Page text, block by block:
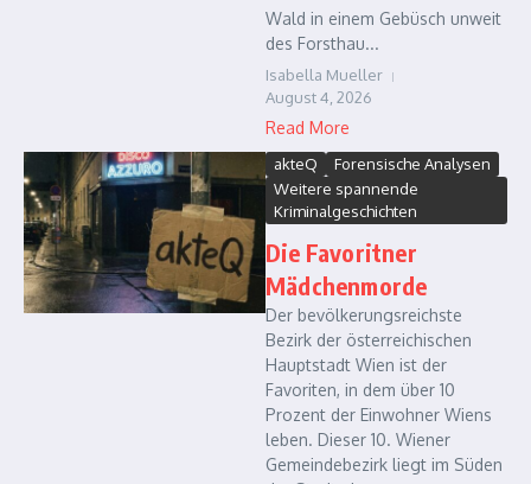
Wald in einem Gebüsch unweit
des Forsthau...
Isabella Mueller
August 4, 2026
Read More
akteQ
Forensische Analysen
Weitere spannende
Kriminalgeschichten
Die Favoritner
Mädchenmorde
Der bevölkerungsreichste
Bezirk der österreichischen
Hauptstadt Wien ist der
Favoriten, in dem über 10
Prozent der Einwohner Wiens
leben. Dieser 10. Wiener
Gemeindebezirk liegt im Süden